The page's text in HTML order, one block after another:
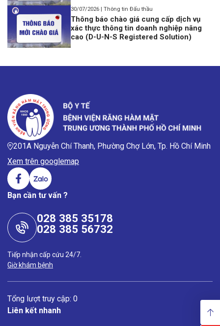
30/07/2026 | Thông tin Đấu thầu
Thông báo chào giá cung cấp dịch vụ
xác thực thông tin doanh nghiệp nâng
cao (D-U-N-S Registered Solution)
201A Nguyễn Chí Thanh, Phường Chợ Lớn, Tp. Hồ Chí Minh
Xem trên googlemap
Bạn cần tư vấn ?
028 385 35178
028 385 56732
Tiếp nhận cấp cứu 24/7.
Giờ khám bệnh
Tổng lượt truy cập: 0
Liên kết nhanh